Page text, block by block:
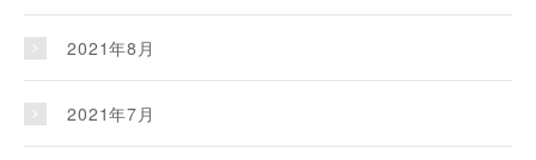
2021年8月
2021年7月